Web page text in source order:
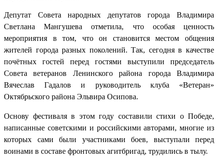
Депутат Совета народных депутатов города Владимира
Светлана Мангушева отметила, что особая ценность
мероприятия в том, что он становится местом общения
жителей города разных поколений. Так, сегодня в качестве
почётных гостей перед гостями выступили председатель
Совета ветеранов Ленинского района города Владимира
Вячеслав Гадалов и руководитель клуба «Ветеран»
Октябрьского района Эльвира Осипова.
Основу фестиваля в этом году составили стихи о Победе,
написанные советскими и российскими авторами, многие из
которых сами были участниками боев, выступали перед
воинами в составе фронтовых агитбригад, трудились в тылу.